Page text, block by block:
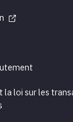
la loi sur les